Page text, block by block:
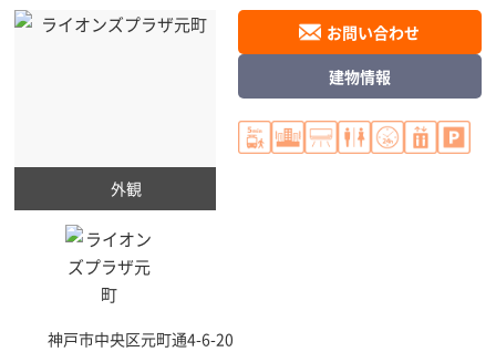
外観
神戸市中央区元町通4-6-20
お問い合わせ
建物情報